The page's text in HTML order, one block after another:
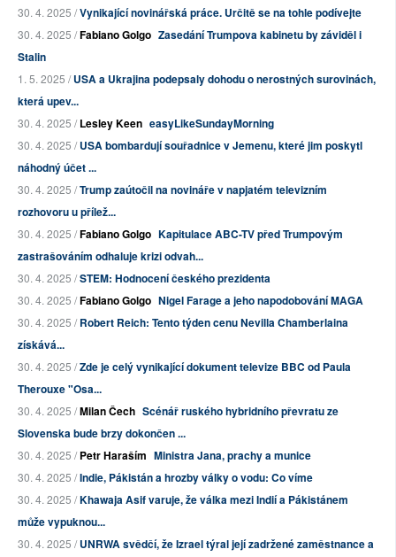
30. 4. 2025 /Vynikající novinářská práce. Určitě se na tohle podívejte
30. 4. 2025 /Fabiano Golgo Zasedání Trumpova kabinetu by záviděl i
Stalin
1. 5. 2025 /USA a Ukrajina podepsaly dohodu o nerostných surovinách,
která upev...
30. 4. 2025 /Lesley Keen easyLikeSundayMorning
30. 4. 2025 /USA bombardují souřadnice v Jemenu, které jim poskytl
náhodný účet ...
30. 4. 2025 /Trump zaútočil na novináře v napjatém televizním
rozhovoru u přílež...
30. 4. 2025 /Fabiano Golgo Kapitulace ABC-TV před Trumpovým
zastrašováním odhaluje krizi odvah...
30. 4. 2025 /STEM: Hodnocení českého prezidenta
30. 4. 2025 /Fabiano Golgo Nigel Farage a jeho napodobování MAGA
30. 4. 2025 /Robert Reich: Tento týden cenu Nevilla Chamberlaina
získává...
30. 4. 2025 /Zde je celý vynikající dokument televize BBC od Paula
Therouxe "Osa...
30. 4. 2025 /Milan Čech Scénář ruského hybridního převratu ze
Slovenska bude brzy dokončen ...
30. 4. 2025 /Petr Haraším Ministra Jana, prachy a munice
30. 4. 2025 /Indie, Pákistán a hrozby války o vodu: Co víme
30. 4. 2025 /Khawaja Asif varuje, že válka mezi Indií a Pákistánem
může vypuknou...
30. 4. 2025 /UNRWA svědčí, že Izrael týral její zadržené zaměstnance a